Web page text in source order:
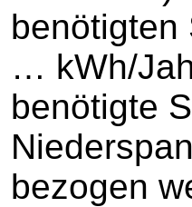
benötigten
… kWh/
benötigte
bezogen